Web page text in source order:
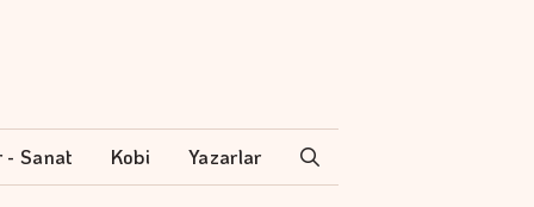
- Sanat Kobi Yazarlar